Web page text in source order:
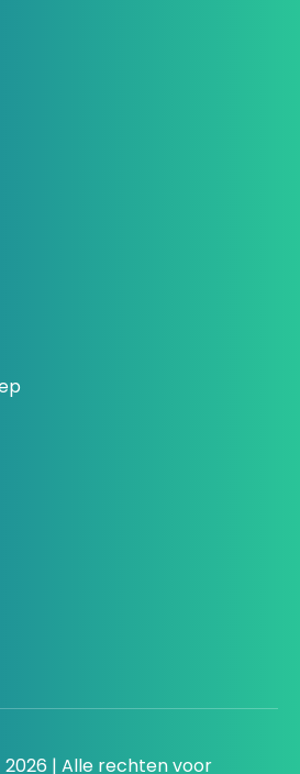
| Alle rechten voor